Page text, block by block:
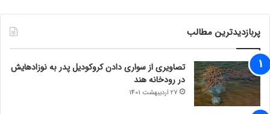
پربازدیدترین مطالب
تصاویری از سواری دادن کروکودیل پدر به نوزادهایش
در رودخانه هند
27 اردیبهشت 1401